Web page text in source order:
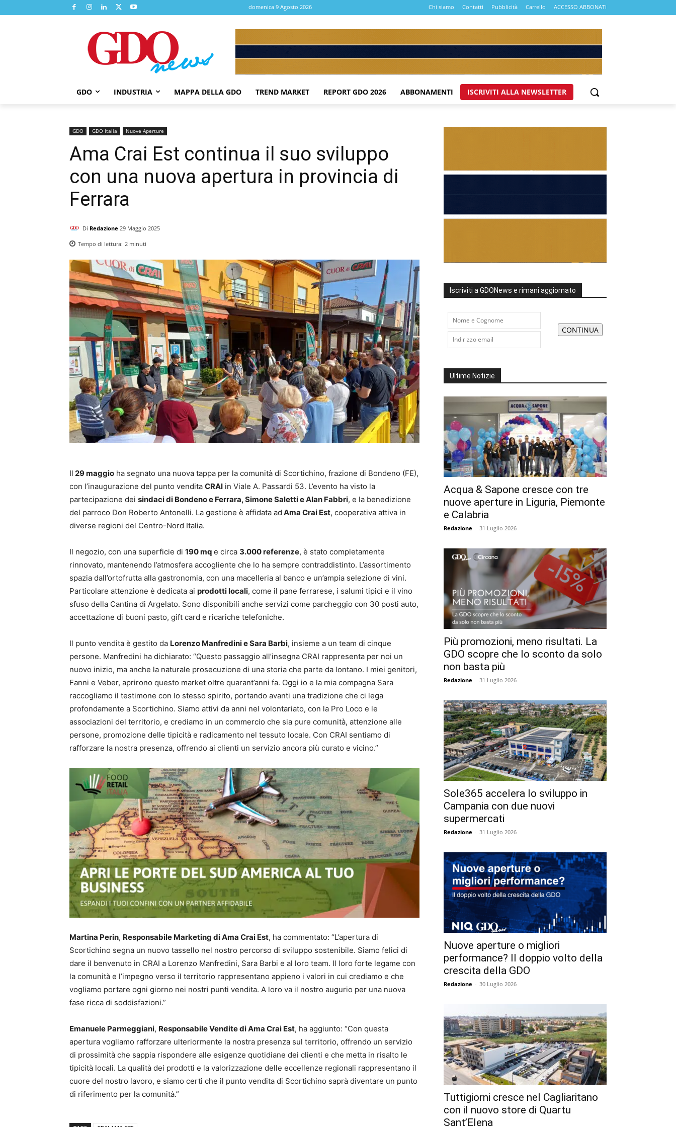
domenica 9 Agosto 2026 Chi siamo Contatti Pubblicità Carrello ACCESSO ABBONATI
GDO INDUSTRIA MAPPA DELLA GDO TREND MARKET REPORT GDO 2026 ABBONAMENTI ISCRIVITI ALLA NEWSLETTER
GDO GDO Italia Nuove Aperture
Ama Crai Est continua il suo sviluppo
con una nuova apertura in provincia di
Ferrara
Di Redazione 29 Maggio 2025
Tempo di lettura: 2 minuti
Il 29 maggio ha segnato una nuova tappa per la comunità di Scortichino, frazione di Bondeno (FE),
con l’inaugurazione del punto vendita CRAI in Viale A. Passardi 53. L’evento ha visto la
partecipazione dei sindaci di Bondeno e Ferrara, Simone Saletti e Alan Fabbri, e la benedizione
del parroco Don Roberto Antonelli. La gestione è affidata ad Ama Crai Est, cooperativa attiva in
diverse regioni del Centro-Nord Italia.
Il negozio, con una superficie di 190 mq e circa 3.000 referenze, è stato completamente
rinnovato, mantenendo l’atmosfera accogliente che lo ha sempre contraddistinto. L’assortimento
spazia dall’ortofrutta alla gastronomia, con una macelleria al banco e un’ampia selezione di vini.
Particolare attenzione è dedicata ai prodotti locali, come il pane ferrarese, i salumi tipici e il vino
sfuso della Cantina di Argelato. Sono disponibili anche servizi come parcheggio con 30 posti auto,
accettazione di buoni pasto, gift card e ricariche telefoniche.
Il punto vendita è gestito da Lorenzo Manfredini e Sara Barbi, insieme a un team di cinque
persone. Manfredini ha dichiarato: “Questo passaggio all’insegna CRAI rappresenta per noi un
nuovo inizio, ma anche la naturale prosecuzione di una storia che parte da lontano. I miei genitori,
Fanni e Veber, aprirono questo market oltre quarant’anni fa. Oggi io e la mia compagna Sara
raccogliamo il testimone con lo stesso spirito, portando avanti una tradizione che ci lega
profondamente a Scortichino. Siamo attivi da anni nel volontariato, con la Pro Loco e le
associazioni del territorio, e crediamo in un commercio che sia pure comunità, attenzione alle
persone, promozione delle tipicità e radicamento nel tessuto locale. Con CRAI sentiamo di
rafforzare la nostra presenza, offrendo ai clienti un servizio ancora più curato e vicino.”
Martina Perin, Responsabile Marketing di Ama Crai Est, ha commentato: “L’apertura di
Scortichino segna un nuovo tassello nel nostro percorso di sviluppo sostenibile. Siamo felici di
dare il benvenuto in CRAI a Lorenzo Manfredini, Sara Barbi e al loro team. Il loro forte legame con
la comunità e l’impegno verso il territorio rappresentano appieno i valori in cui crediamo e che
vogliamo portare ogni giorno nei nostri punti vendita. A loro va il nostro augurio per una nuova
fase ricca di soddisfazioni.”
Emanuele Parmeggiani, Responsabile Vendite di Ama Crai Est, ha aggiunto: “Con questa
apertura vogliamo rafforzare ulteriormente la nostra presenza sul territorio, offrendo un servizio
di prossimità che sappia rispondere alle esigenze quotidiane dei clienti e che metta in risalto le
tipicità locali. La qualità dei prodotti e la valorizzazione delle eccellenze regionali rappresentano il
cuore del nostro lavoro, e siamo certi che il punto vendita di Scortichino saprà diventare un punto
di riferimento per la comunità.”
Iscriviti a GDONews e rimani aggiornato
Ultime Notizie
Acqua & Sapone cresce con tre
nuove aperture in Liguria, Piemonte
e Calabria
Redazione - 31 Luglio 2026
Più promozioni, meno risultati. La
GDO scopre che lo sconto da solo
non basta più
Redazione - 31 Luglio 2026
Sole365 accelera lo sviluppo in
Campania con due nuovi
supermercati
Redazione - 31 Luglio 2026
Nuove aperture o migliori
performance? Il doppio volto della
crescita della GDO
Redazione - 30 Luglio 2026
Tuttigiorni cresce nel Cagliaritano
con il nuovo store di Quartu
Sant’Elena